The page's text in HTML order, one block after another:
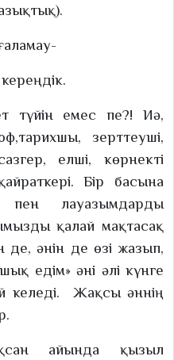
түйін емес пе?! Иә,
тарихшы, зерттеуші,
елші, көрнекті
Бір басына
лауазымдарды
қалай мақтасақ
де, әнін де өзі жазып,
едім» әні әлі күнге
келеді.
Жақсы әннің
айында қызыл